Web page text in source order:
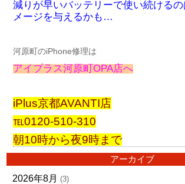
減りが早いバッテリーで使い続ける
メージを与えるかも…
河原町のiPhone修理は
アイプラス河原町OPA店へ
iPlus京都AVANTI店
℡0120-510-310
朝10時から夜9時まで
アーカイブ
2026年8月 (3)